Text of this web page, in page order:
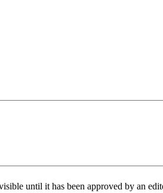
until it has been approved by an